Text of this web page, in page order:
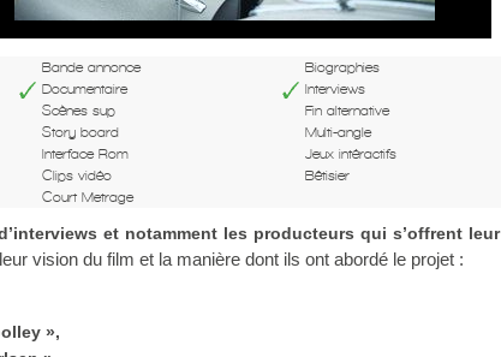
Bande annonce
Biographies
Documentaire
Interviews
Scènes sup
Fin alternative
Story board
Multi-angle
Interface Rom
Jeux intéractifs
Clips vidéo
Bêtisier
Court Metrage
et notamment les producteurs qui s’offrent leur
vision du film et la manière dont ils ont abordé le projet :
»,